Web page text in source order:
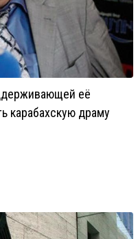
её
карабахскую драму